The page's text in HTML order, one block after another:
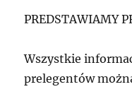
PREDSTAWIAMY
Wszystkie
prelegentów